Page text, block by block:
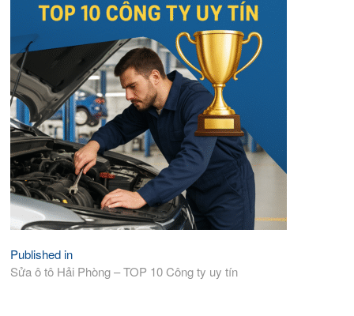
Điều
hướng
Published in
Sửa ô tô Hải Phòng – TOP 10 Công ty uy tín